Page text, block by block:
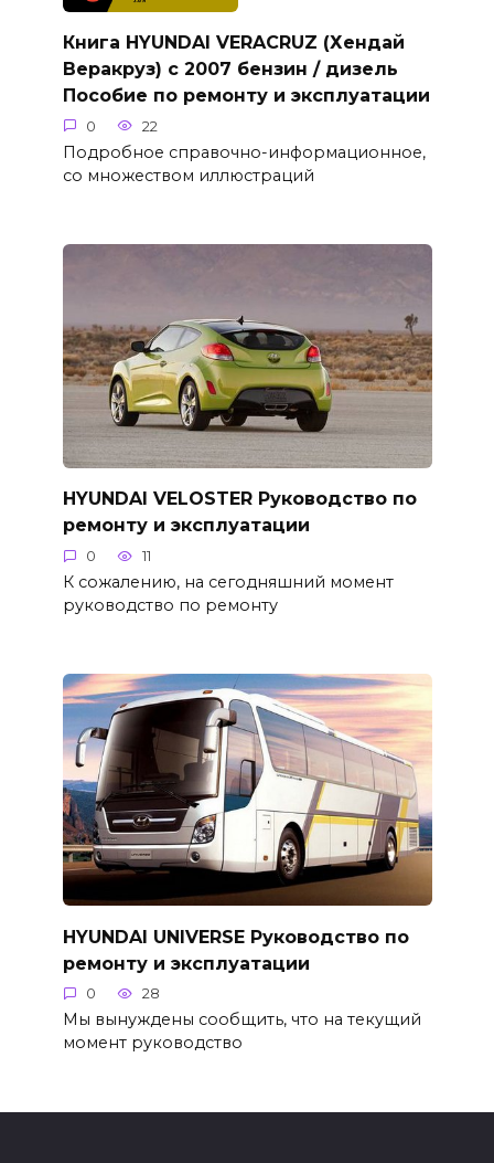
Книга HYUNDAI VERACRUZ (Хендай
Веракруз) с 2007 бензин / дизель
Пособие по ремонту и эксплуатации
0 22
Подробное справочно-информационное,
со множеством иллюстраций
HYUNDAI VELOSTER Руководство по
ремонту и эксплуатации
0 11
К сожалению, на сегодняшний момент
руководство по ремонту
HYUNDAI UNIVERSE Руководство по
ремонту и эксплуатации
0 28
Мы вынуждены сообщить, что на текущий
момент руководство